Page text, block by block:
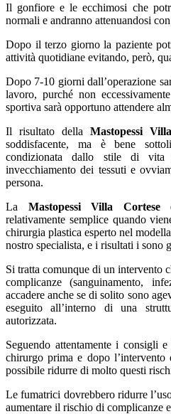
Il gonfiore e le ecchimosi che
normali e andranno attenuandosi
Dopo il terzo giorno la paziente
attività quotidiane evitando, però,
Dopo 7-10 giorni dall’operazione
lavoro, purché non
sportiva sarà opportuno attendere
Il risultato dellaMastopessi
soddisfacente, ma è bene
condizionata dallo stile di vita
invecchiamento dei tessuti e
persona.
La Mastopessi Villa Corteseè
relativamente semplice quando
chirurgia plastica esperto nel
nostro specialista, e i risultati i sono
Si tratta comunque di un intervento
complicanze (sanguinamento,
accadere anche se di solito sono
eseguito all’interno di una
autorizzata.
Seguendo attentamente i consigli
chirurgo prima e dopo
possibile ridurre di molto questi
Le fumatrici dovrebbero ridurre
aumentare il rischio di complicanze